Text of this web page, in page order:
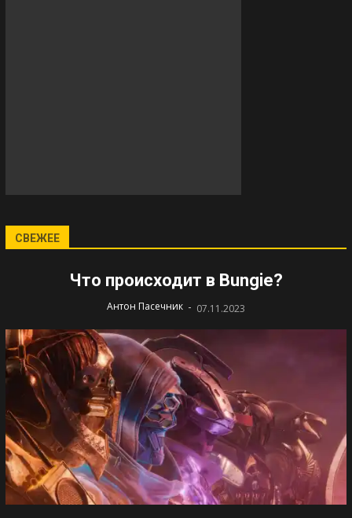
СВЕЖЕЕ
Что происходит в Bungie?
Антон Пасечник - 07.11.2023